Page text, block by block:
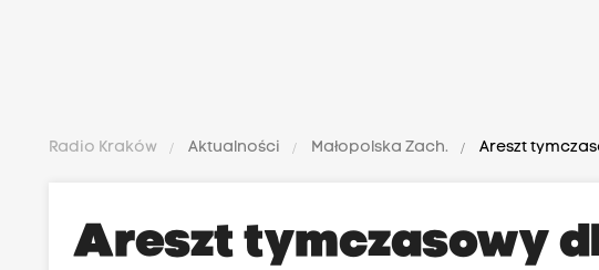
Radio Kraków Aktualności Małopolska Zach. Areszt
Areszt tymczasowy